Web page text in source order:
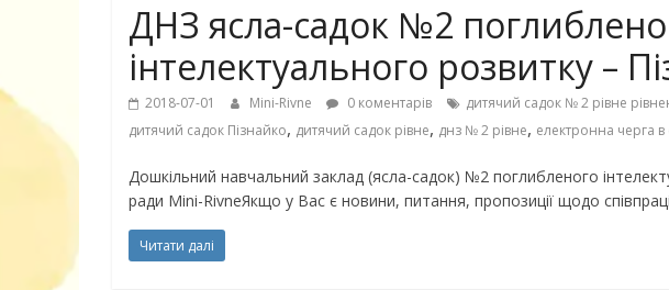
ДНЗ ясла-садок №2
інтелектуального розвитку –
2018-07-01 Mini-Rivne 0 коментарів дитячий садок № 2 рівне
дитячий садок Пізнайко, дитячий садок рівне, днз № 2 рівне, електронна черга в
Дошкільний навчальний заклад (ясла-садок) №2 поглибленого
ради Mini-RivneЯкщо у Вас є новини, питання, пропозиції щодо співпраці
Читати далі